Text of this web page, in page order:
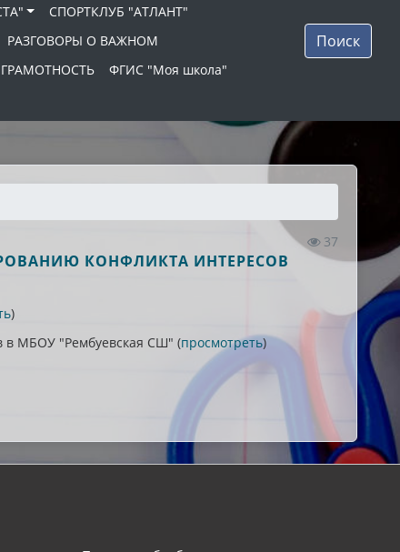
СПОРТКЛУБ "АТЛАНТ"
РАЗГОВОРЫ О ВАЖНОМ
ФГИС "Моя школа"
Поиск
37
КОНФЛИКТА ИНТЕРЕСОВ
)
в МБОУ "Рембуевская СШ" (просмотреть)